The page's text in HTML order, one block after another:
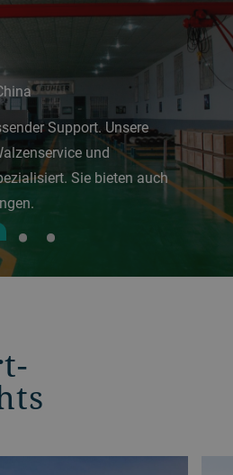
Support. Unsere
und
Sie bieten auch